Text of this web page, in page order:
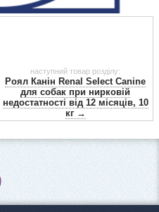
наступний товар розділу:
Роял Канін Renal Select Canine
для собак при нирковій
недостатності від 12 місяців, 10
кг →